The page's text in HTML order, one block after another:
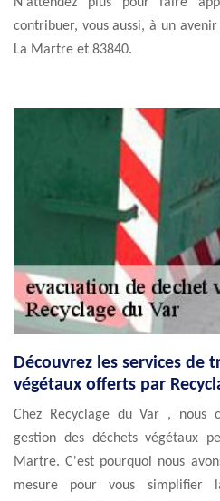
contribuer, vous aussi, à un
La Martre et 83840.
Découvrez les services de
végétaux offerts par
Chez Recyclage du Var , nous
gestion des déchets végétaux
Martre. C'est pourquoi nous
mesure pour vous